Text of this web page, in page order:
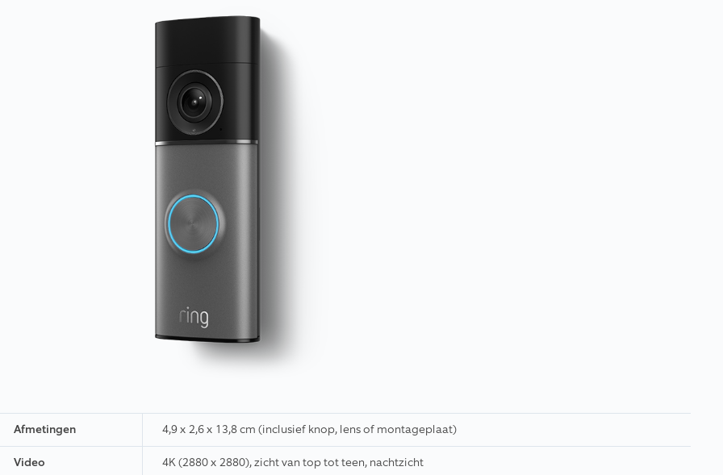
Afmetingen 4,9 x 2,6 x 13,8 cm (inclusief knop, lens of montageplaat)
Video 4K (2880 x 2880), zicht van top tot teen, nachtzicht